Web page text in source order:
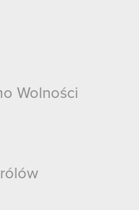
Wolności